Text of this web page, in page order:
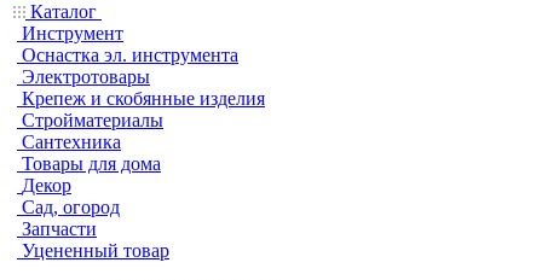
Каталог
Инструмент
Оснастка эл. инструмента
Электротовары
Крепеж и скобянные изделия
Стройматериалы
Сантехника
Товары для дома
Декор
Сад, огород
Запчасти
Уцененный товар